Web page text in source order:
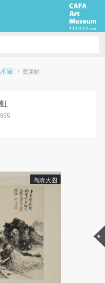
家 黄宾虹
高清大图
发送验证码
的登录账号
登录